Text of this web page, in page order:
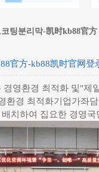
팅분리막-凯时kb88官方
官方-kb88凯时官网登
경영환경 최적화 및"
환경 최적화기업가좌
치하여 집요한 경영